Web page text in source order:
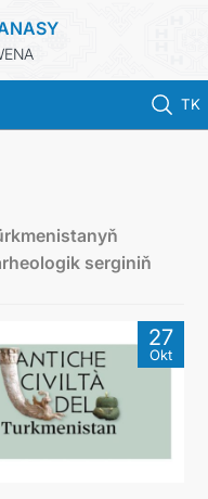
TK
serginiň
27
Okt